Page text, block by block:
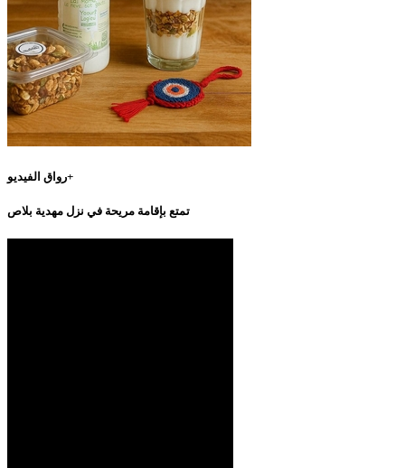
رواق الفيديو+
تمتع بإقامة مريحة في نزل مهدية بلاص